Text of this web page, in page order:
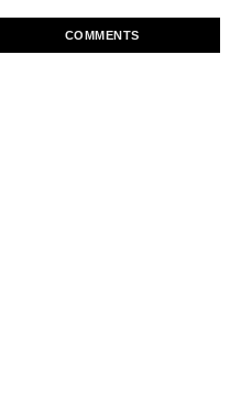
COMMENTS